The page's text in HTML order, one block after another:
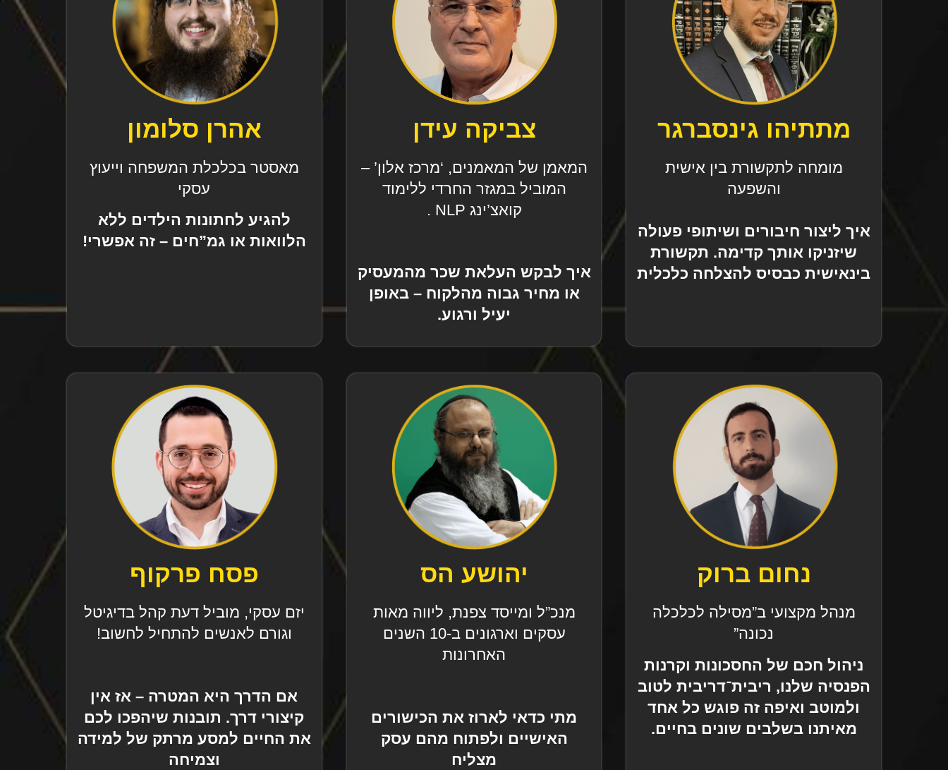
מתתיהו גינסברגר
מומחה לתקשורת בין אישית
והשפעה
איך ליצור חיבורים ושיתופי פעולה
שיזניקו אותך קדימה. תקשורת
בינאישית כבסיס להצלחה כלכלית
צביקה עידן
המאמן של המאמנים, ‘מרכז אלון’ –
המוביל במגזר החרדי ללימוד
קואצ’ינג NLP .
איך לבקש העלאת שכר מהמעסיק
או מחיר גבוה מהלקוח – באופן
יעיל ורגוע.
אהרן סלומון
מאסטר בכלכלת המשפחה וייעוץ
עסקי
להגיע לחתונות הילדים ללא
הלוואות או גמ”חים – זה אפשרי!
נחום ברוק
מנהל מקצועי ב”מסילה לכלכלה
נכונה”
ניהול חכם של החסכונות וקרנות
הפנסיה שלנו, ריבית־דריבית לטוב
ולמוטב ואיפה זה פוגש כל אחד
מאיתנו בשלבים שונים בחיים.
יהושע הס
מנכ”ל ומייסד צפנת, ליווה מאות
עסקים וארגונים ב-10 השנים
האחרונות
מתי כדאי לארוז את הכישורים
האישיים ולפתוח מהם עסק
מצליח
פסח פרקוף
יזם עסקי, מוביל דעת קהל בדיגיטל
וגורם לאנשים להתחיל לחשוב!
אם הדרך היא המטרה – אז אין
קיצורי דרך. תובנות שיהפכו לכם
את החיים למסע מרתק של למידה
וצמיחה